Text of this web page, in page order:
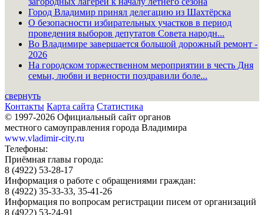
Город Владимир принял делегацию из Шахтёрска
О безопасности избирательных участков в период
проведения выборов депутатов Совета народн...
Во Владимире завершается большой дорожный ремонт -
2026
На городском торжественном мероприятии в честь Дня
семьи, любви и верности поздравили боле...
свернуть
Контакты Карта сайта Статистика
© 1997-2026 Официальный сайт органов
местного самоуправления города Владимира
www.vladimir-city.ru
Телефоны:
Приёмная главы города:
8 (4922) 53-28-17
Информация о работе с обращениями граждан:
8 (4922) 35-33-33, 35-41-26
Информация по вопросам регистрации писем от организаций
8 (4922) 53-24-91